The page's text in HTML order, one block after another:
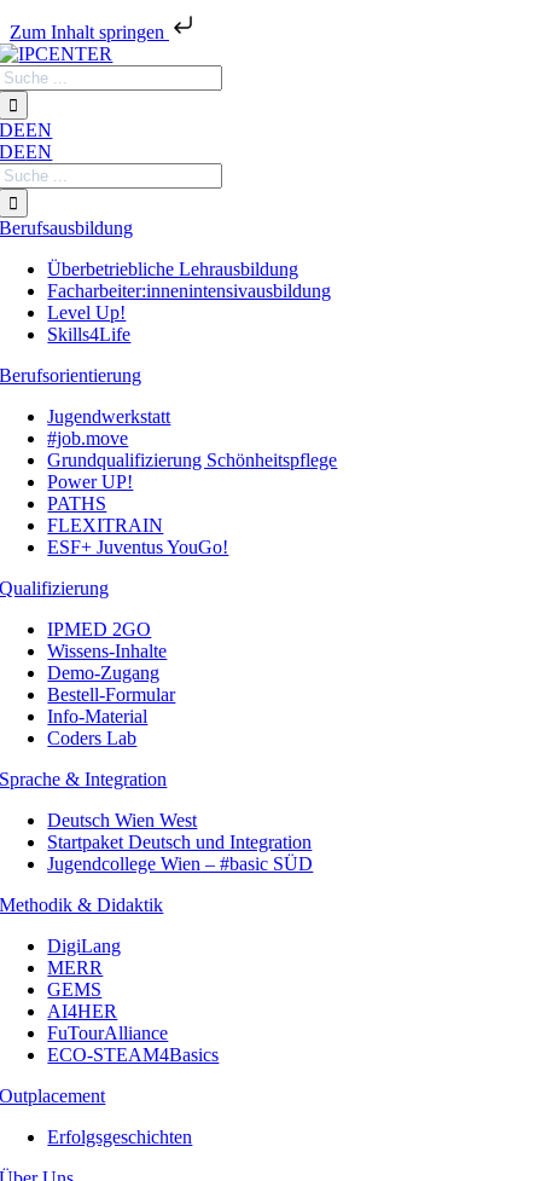
Zum Inhalt springen
Zum
Inhalt
springen
DEEN
DEEN
Berufsausbildung
Überbetriebliche Lehrausbildung
Facharbeiter:innenintensivausbildung
Level Up!
Skills4Life
Berufsorientierung
Jugendwerkstatt
#job.move
Grundqualifizierung Schönheitspflege
Power UP!
PATHS
FLEXITRAIN
ESF+ Juventus YouGo!
Qualifizierung
IPMED 2GO
Wissens-Inhalte
Demo-Zugang
Bestell-Formular
Info-Material
Coders Lab
Sprache & Integration
Deutsch Wien West
Startpaket Deutsch und Integration
Jugendcollege Wien – #basic SÜD
Methodik & Didaktik
DigiLang
MERR
GEMS
AI4HER
FuTourAlliance
ECO-STEAM4Basics
Outplacement
Erfolgsgeschichten